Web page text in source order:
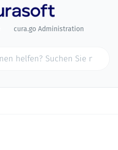
cura.go Administration